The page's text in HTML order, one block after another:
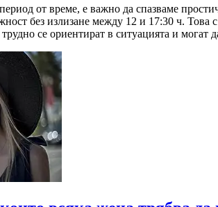
от време, е важно да спазваме
без излизане между 12 и 17:30 ч. Това
се ориентират в ситуацията и